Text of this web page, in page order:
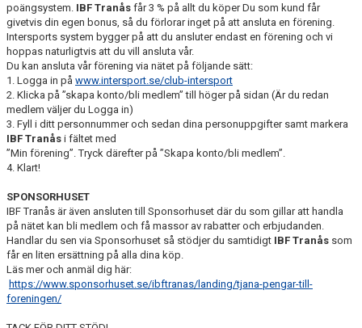
poängsystem. IBF Tranås får 3 % på allt du köper Du som kund får
givetvis din egen bonus, så du förlorar inget på att ansluta en förening.
Intersports system bygger på att du ansluter endast en förening och vi
hoppas naturligtvis att du vill ansluta vår.
Du kan ansluta vår förening via nätet på följande sätt:
1. Logga in på www.intersport.se/club-intersport
2. Klicka på ”skapa konto/bli medlem” till höger på sidan (Är du redan
medlem väljer du Logga in)
3. Fyll i ditt personnummer och sedan dina personuppgifter samt markera
IBF Tranås i fältet med
”Min förening”. Tryck därefter på ”Skapa konto/bli medlem”.
4. Klart!
SPONSORHUSET
IBF Tranås är även ansluten till Sponsorhuset där du som gillar att handla
på nätet kan bli medlem och få massor av rabatter och erbjudanden.
Handlar du sen via Sponsorhuset så stödjer du samtidigt IBF Tranås som
får en liten ersättning på alla dina köp.
Läs mer och anmäl dig här:
https://www.sponsorhuset.se/ibftranas/landing/tjana-pengar-till-
foreningen/